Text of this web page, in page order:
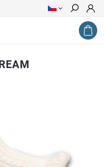
Hledat